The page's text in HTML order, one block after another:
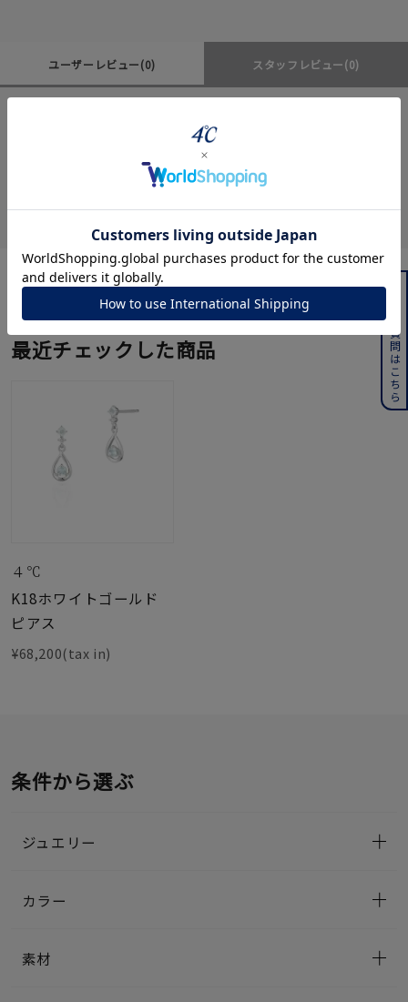
ユーザーレビュー(0) スタッフレビュー(0)
レビューはありません。
最近チェックした商品
４℃
K18ホワイトゴールド
ピアス
¥68,200(tax in)
条件から選ぶ
ジュエリー
カラー
素材
よくある質問はこちら